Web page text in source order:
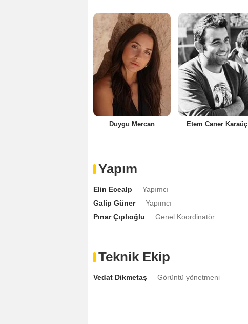
Duygu Mercan Etem Caner Karaüç
Yapım
Elin Ecealp
Yapımcı
Galip Güner
Yapımcı
Pınar Çıplıoğlu
Genel Koordinatör
Teknik Ekip
Vedat Dikmetaş Görüntü yönetmeni